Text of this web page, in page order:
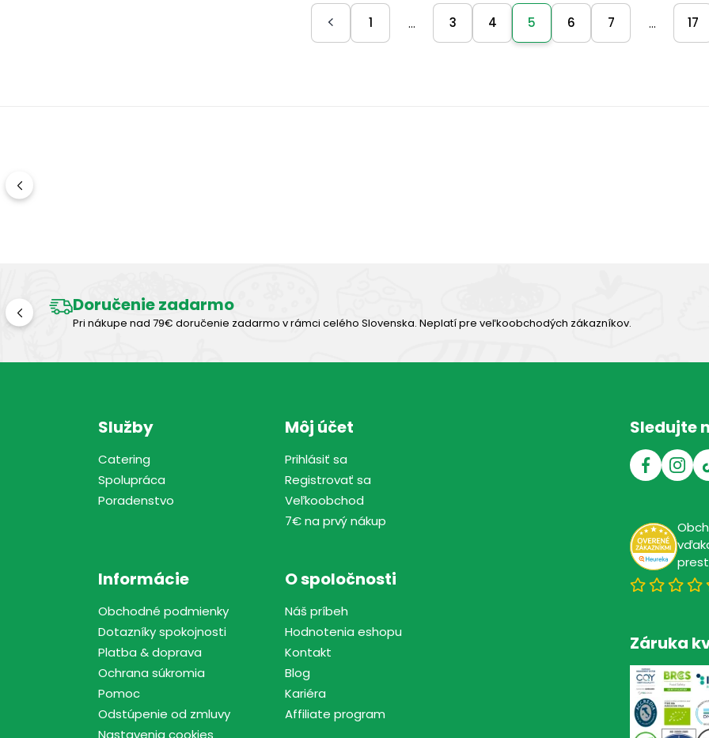
1 ... 3 4 5 6 7 ... 17
Doručenie zadarmo
Pri nákupe nad 79€ doručenie zadarmo v rámci celého Slovenska. Neplatí pre veľkoobchodých zákazníkov.
Služby
Catering
Spolupráca
Poradenstvo
Môj účet
Prihlásiť sa
Registrovať sa
Veľkoobchod
7€ na prvý nákup
Informácie
Obchodné podmienky
Dotazníky spokojnosti
Platba & doprava
Ochrana súkromia
Pomoc
Odstúpenie od zmluvy
Nastavenia cookies
O spoločnosti
Náš príbeh
Hodnotenia eshopu
Kontakt
Blog
Kariéra
Affiliate program
Záruka
Sledujte